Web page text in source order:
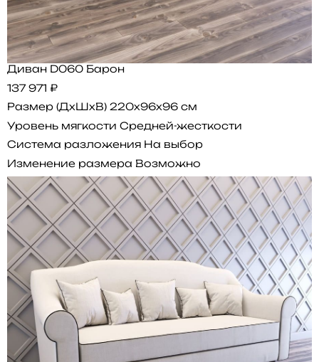
Диван D060 Барон
137 971 ₽
Размер (ДхШхВ) 220x96x96 см
Уровень мягкости Средней-жесткости
Система разложения На выбор
Изменение размера Возможно